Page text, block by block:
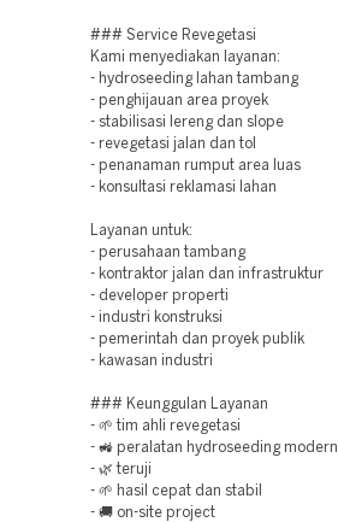
### Service Revegetasi
Kami menyediakan layanan:
- hydroseeding lahan tambang
- penghijauan area proyek
- stabilisasi lereng dan slope
- revegetasi jalan dan tol
- penanaman rumput area luas
- konsultasi reklamasi lahan
Layanan untuk:
- perusahaan tambang
- kontraktor jalan dan infrastruktur
- developer properti
- industri konstruksi
- pemerintah dan proyek publik
- kawasan industri
### Keunggulan Layanan
- 🌱 tim ahli revegetasi
- 🚜 peralatan hydroseeding modern
- 🌿 teruji
- 🌱 hasil cepat dan stabil
- 🚚 on-site project